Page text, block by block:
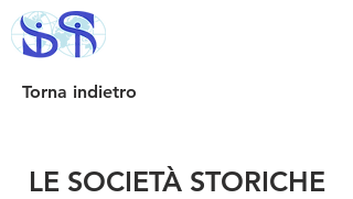
Torna indietro
LE SOCIETÀ STORICHE